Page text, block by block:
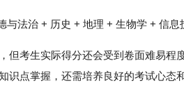
法治 + 历史 + 地理 + 生物学 + 信息
但考生实际得分还会受到卷面难易程
点掌握，还需培养良好的考试心态